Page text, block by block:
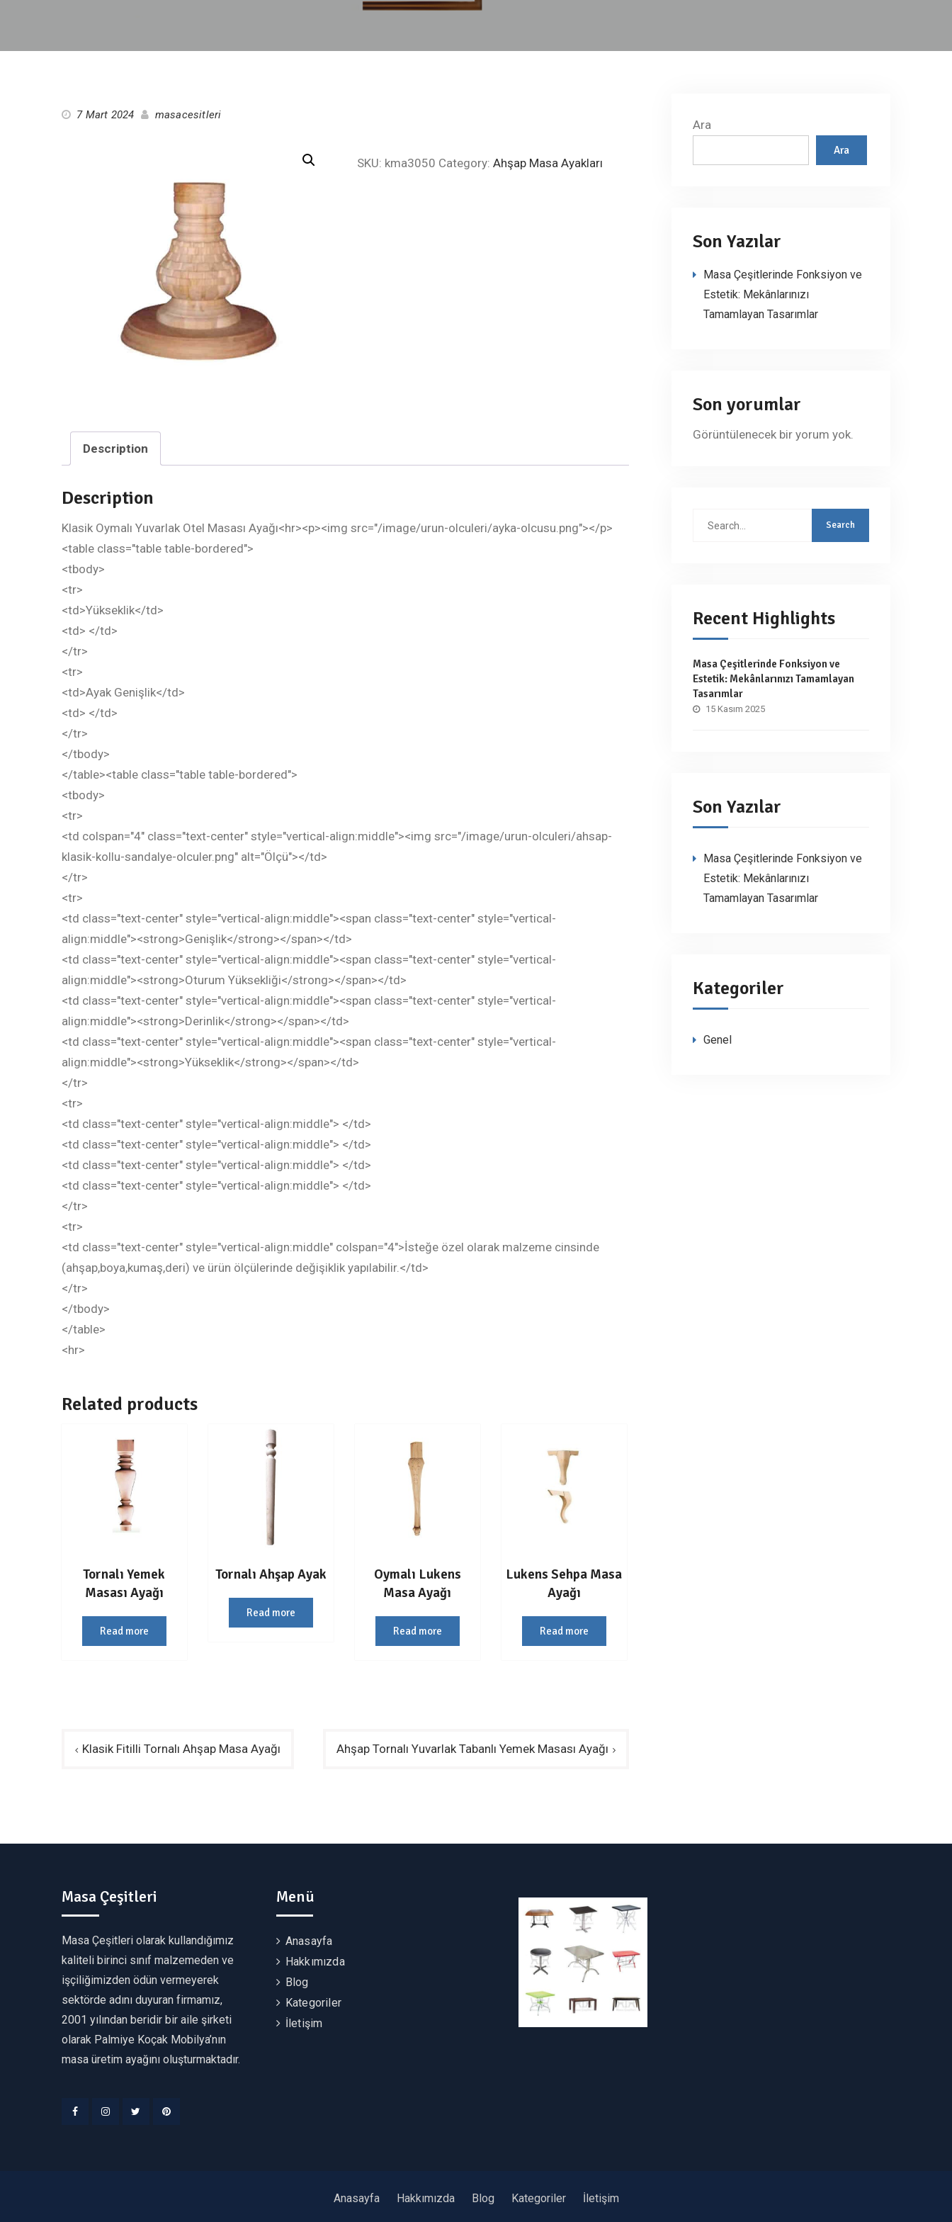
7 Mart 2024 masacesitleri
SKU: kma3050 Category: Ahşap Masa Ayakları
Description
Description
Klasik Oymalı Yuvarlak Otel Masası Ayağı<hr><p><img src="/image/urun-olculeri/ayka-olcusu.png"></p>
<table class="table table-bordered">
<tbody>
<tr>
<td>Yükseklik</td>
<td> </td>
</tr>
<tr>
<td>Ayak Genişlik</td>
<td> </td>
</tr>
</tbody>
</table><table class="table table-bordered">
<tbody>
<tr>
<td colspan="4" class="text-center" style="vertical-align:middle"><img src="/image/urun-olculeri/ahsap-
klasik-kollu-sandalye-olculer.png" alt="Ölçü"></td>
</tr>
<tr>
<td class="text-center" style="vertical-align:middle"><span class="text-center" style="vertical-
align:middle"><strong>Genişlik</strong></span></td>
<td class="text-center" style="vertical-align:middle"><span class="text-center" style="vertical-
align:middle"><strong>Oturum Yüksekliği</strong></span></td>
<td class="text-center" style="vertical-align:middle"><span class="text-center" style="vertical-
align:middle"><strong>Derinlik</strong></span></td>
<td class="text-center" style="vertical-align:middle"><span class="text-center" style="vertical-
align:middle"><strong>Yükseklik</strong></span></td>
</tr>
<tr>
<td class="text-center" style="vertical-align:middle"> </td>
<td class="text-center" style="vertical-align:middle"> </td>
<td class="text-center" style="vertical-align:middle"> </td>
<td class="text-center" style="vertical-align:middle"> </td>
</tr>
<tr>
<td class="text-center" style="vertical-align:middle" colspan="4">İsteğe özel olarak malzeme cinsinde
(ahşap,boya,kumaş,deri) ve ürün ölçülerinde değişiklik yapılabilir.</td>
</tr>
</tbody>
</table>
<hr>
Related products
Tornalı Yemek
Masası Ayağı
Read more
Tornalı Ahşap Ayak
Read more
Oymalı Lukens
Masa Ayağı
Read more
Lukens Sehpa Masa
Ayağı
Read more
YazıKlasik Fitilli Tornalı Ahşap Masa Ayağı Ahşap Tornalı Yuvarlak Tabanlı Yemek Masası Ayağı
Ara
Ara
Son Yazılar
Masa Çeşitlerinde Fonksiyon ve
Estetik: Mekânlarınızı
Tamamlayan Tasarımlar
Son yorumlar
Görüntülenecek bir yorum yok.
Search
Recent Highlights
Masa Çeşitlerinde Fonksiyon ve
Estetik: Mekânlarınızı Tamamlayan
Tasarımlar
15 Kasım 2025
Son Yazılar
Masa Çeşitlerinde Fonksiyon ve
Estetik: Mekânlarınızı
Tamamlayan Tasarımlar
Kategoriler
Genel
Masa Çeşitleri
Masa Çeşitleri olarak kullandığımız
kaliteli birinci sınıf malzemeden ve
işçiliğimizden ödün vermeyerek
sektörde adını duyuran firmamız,
2001 yılından beridir bir aile şirketi
olarak Palmiye Koçak Mobilya’nın
masa üretim ayağını oluşturmaktadır.
Menü
Anasayfa
Hakkımızda
Blog
Kategoriler
İletişim
Anasayfa Hakkımızda Blog Kategoriler İletişim